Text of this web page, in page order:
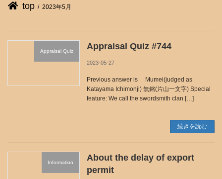
top 2023年5月
Appraisal Quiz Appraisal Quiz #744
2023-05-27
Previous answer is Mumei(judged as
Katayama Ichimonji) 無銘(片山一文字) Special
feature: We call the swordsmith clan […]
続きを読む
Information
About the delay of export
permit